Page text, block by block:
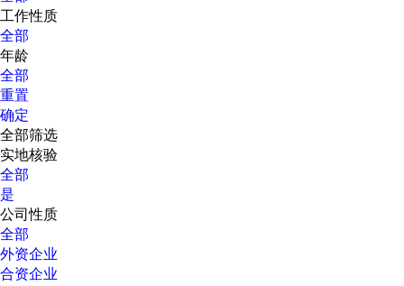
工作性质
全部
年龄
全部
重置
确定
全部筛选
实地核验
全部
是
公司性质
全部
外资企业
合资企业